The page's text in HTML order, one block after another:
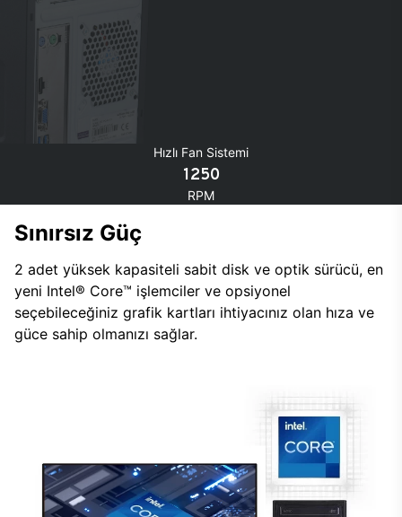
Hızlı Fan Sistemi
1250
RPM
Sınırsız Güç
2 adet yüksek kapasiteli sabit disk ve optik sürücü, en
yeni Intel® Core™ işlemciler ve opsiyonel
seçebileceğiniz grafik kartları ihtiyacınız olan hıza ve
güce sahip olmanızı sağlar.